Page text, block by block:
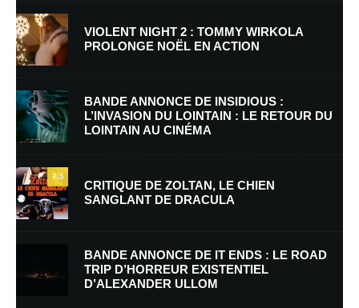
Nom*
E-mail* Site web
Enregistrer mon nom, mon e-mail et mon site dans le navigateur pour
mon prochain commentaire.
Prévenez-moi de tous les nouveaux commentaires par e-mail.
VIOLENT NIGHT 2 : TOMMY WIRKOLA
PROLONGE NOËL EN ACTION
BANDE ANNONCE DE INSIDIOUS :
L’INVASION DU LOINTAIN : LE RETOUR DU
LOINTAIN AU CINÉMA
7.5
CRITIQUE DE ZOLTAN, LE CHIEN
SANGLANT DE DRACULA
BANDE ANNONCE DE IT ENDS : LE ROAD
TRIP D’HORREUR EXISTENTIEL
D’ALEXANDER ULLOM